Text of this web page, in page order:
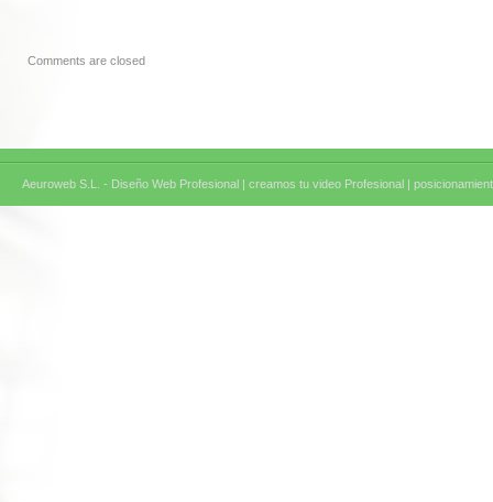
Comments are closed
Aeuroweb S.L. - Diseño Web Profesional | creamos tu video Profesional |